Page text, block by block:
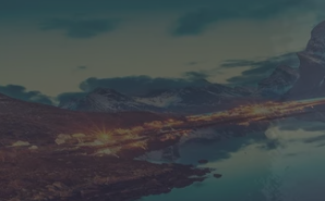
et appréciée des albums
LIVRE PHOTO CEWE de